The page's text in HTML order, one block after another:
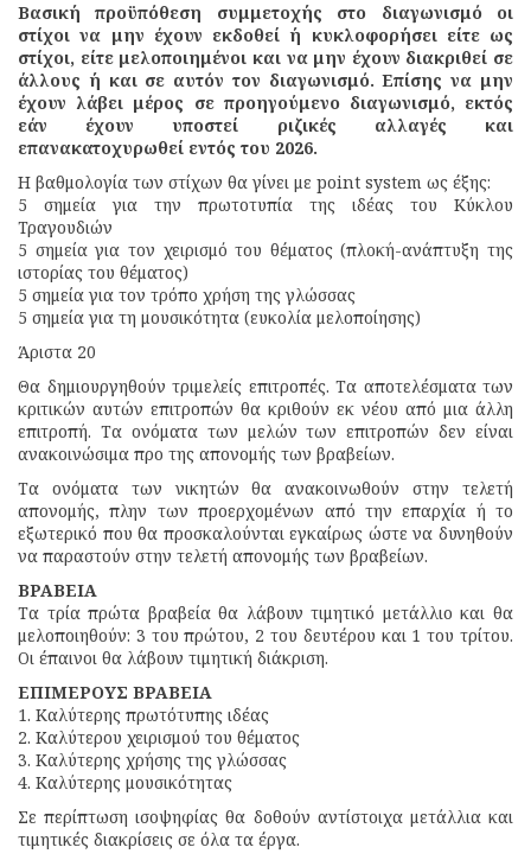
Βασική προϋπόθεση συμμετοχής στο διαγωνισμό οι
στίχοι να μην έχουν εκδοθεί ή κυκλοφορήσει είτε ως
στίχοι, είτε μελοποιημένοι και να μην έχουν διακριθεί σε
άλλους ή και σε αυτόν τον διαγωνισμό. Επίσης να μην
έχουν λάβει μέρος σε προηγούμενο διαγωνισμό, εκτός
εάν έχουν υποστεί ριζικές αλλαγές και
επανακατοχυρωθεί εντός του 2026.
Η βαθμολογία των στίχων θα γίνει με point system ως έξης:
5 σημεία για την πρωτοτυπία της ιδέας του Κύκλου
Τραγουδιών
5 σημεία για τον χειρισμό του θέματος (πλοκή-ανάπτυξη της
ιστορίας του θέματος)
5 σημεία για τον τρόπο χρήση της γλώσσας
5 σημεία για τη μουσικότητα (ευκολία μελοποίησης)
Άριστα 20
Θα δημιουργηθούν τριμελείς επιτροπές. Τα αποτελέσματα των
κριτικών αυτών επιτροπών θα κριθούν εκ νέου από μια άλλη
επιτροπή. Τα ονόματα των μελών των επιτροπών δεν είναι
ανακοινώσιμα προ της απονομής των βραβείων.
Τα ονόματα των νικητών θα ανακοινωθούν στην τελετή
απονομής, πλην των προερχομένων από την επαρχία ή το
εξωτερικό που θα προσκαλούνται εγκαίρως ώστε να δυνηθούν
να παραστούν στην τελετή απονομής των βραβείων.
ΒΡΑΒΕΙΑ
Τα τρία πρώτα βραβεία θα λάβουν τιμητικό μετάλλιο και θα
μελοποιηθούν: 3 του πρώτου, 2 του δευτέρου και 1 του τρίτου.
Οι έπαινοι θα λάβουν τιμητική διάκριση.
ΕΠΙΜΕΡΟΥΣ ΒΡΑΒΕΙΑ
1. Καλύτερης πρωτότυπης ιδέας
2. Καλύτερου χειρισμού του θέματος
3. Καλύτερης χρήσης της γλώσσας
4. Καλύτερης μουσικότητας
Σε περίπτωση ισοψηφίας θα δοθούν αντίστοιχα μετάλλια και
τιμητικές διακρίσεις σε όλα τα έργα.